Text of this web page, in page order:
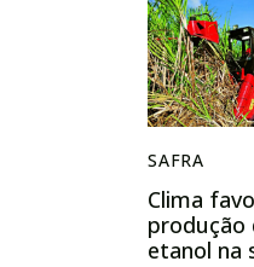
SAFRA
Clima
produção
etanol na